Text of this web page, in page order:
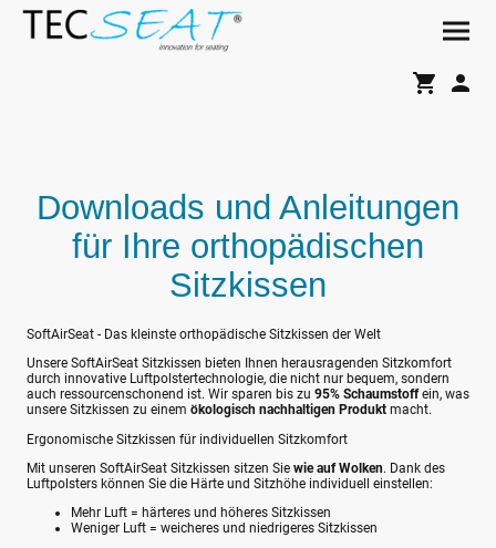
Downloads und Anleitungen
für Ihre orthopädischen
Sitzkissen
SoftAirSeat - Das kleinste orthopädische Sitzkissen der Welt
Unsere SoftAirSeat Sitzkissen bieten Ihnen herausragenden Sitzkomfort
durch innovative Luftpolstertechnologie, die nicht nur bequem, sondern
auch ressourcenschonend ist. Wir sparen bis zu 95% Schaumstoffein, was
unsere Sitzkissen zu einem ökologisch nachhaltigen Produkt macht.
Ergonomische Sitzkissen für individuellen Sitzkomfort
Mit unseren SoftAirSeat Sitzkissen sitzen Sie wie auf Wolken. Dank des
Luftpolsters können Sie die Härte und Sitzhöhe individuell einstellen:
Mehr Luft = härteres und höheres Sitzkissen
Weniger Luft = weicheres und niedrigeres Sitzkissen